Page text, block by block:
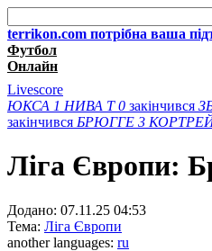
terrikon.com потрібна ваша
Футбол
Онлайн
Livescore
ЮКСА 1 НИВА Т 0 закінчився
закінчився БРЮГГЕ 3
Ліга Європи:
Додано: 07.11.25 04:53
Тема: Ліга Європи
another languages: ru